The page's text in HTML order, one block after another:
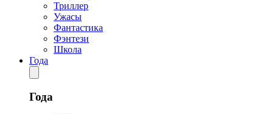
Триллер
Ужасы
Фантастика
Фэнтези
Школа
Года
Года